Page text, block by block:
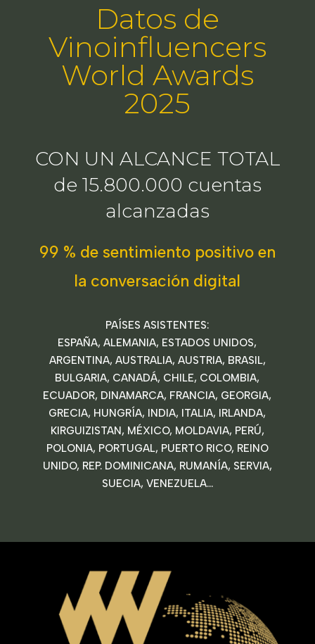
Datos de
Vinoinfluencers
World Awards
2025
CON UN ALCANCE TOTAL
de 15.800.000 cuentas
alcanzadas
99 % de sentimiento positivo en
la conversación digital
PAÍSES ASISTENTES:
ESPAÑA, ALEMANIA, ESTADOS UNIDOS,
ARGENTINA, AUSTRALIA, AUSTRIA, BRASIL,
BULGARIA, CANADÁ, CHILE, COLOMBIA,
ECUADOR, DINAMARCA, FRANCIA, GEORGIA,
GRECIA, HUNGRÍA, INDIA, ITALIA, IRLANDA,
KIRGUIZISTAN, MÉXICO, MOLDAVIA, PERÚ,
POLONIA, PORTUGAL, PUERTO RICO, REINO
UNIDO, REP. DOMINICANA, RUMANÍA, SERVIA,
SUECIA, VENEZUELA…